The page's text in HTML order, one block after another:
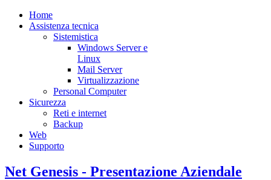
Home
Assistenza tecnica
Sistemistica
Windows Server e
Linux
Mail Server
Virtualizzazione
Personal Computer
Sicurezza
Reti e internet
Backup
Web
Supporto
Net Genesis - Presentazione Aziendale